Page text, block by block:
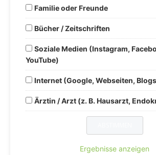
Familie oder Freunde
Bücher / Zeitschriften
Soziale Medien (Instagram,
YouTube)
Internet (Google, Webseiten,
Ärztin / Arzt (z. B. Hausarzt,
Ergebnisse anzeigen